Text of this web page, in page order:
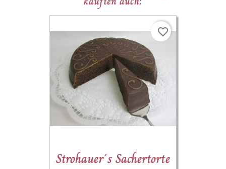
Strohauer´s Sachertorte
favorite_border